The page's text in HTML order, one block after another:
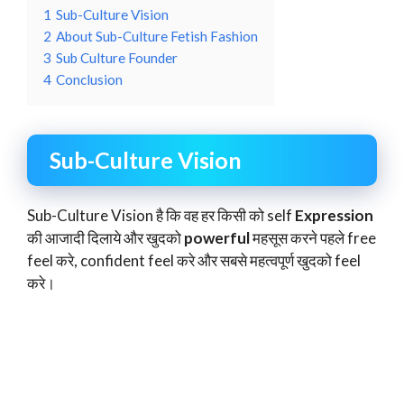
1 Sub-Culture Vision
2 About Sub-Culture Fetish Fashion
3 Sub Culture Founder
4 Conclusion
Sub-Culture Vision
Sub-Culture Vision है कि वह हर किसी को self Expression
की आजादी दिलाये और खुदकोpowerfulमहसूस करने पहले free
feel करे, confident feel करे और सबसे महत्वपूर्ण खुदको feel
करे।